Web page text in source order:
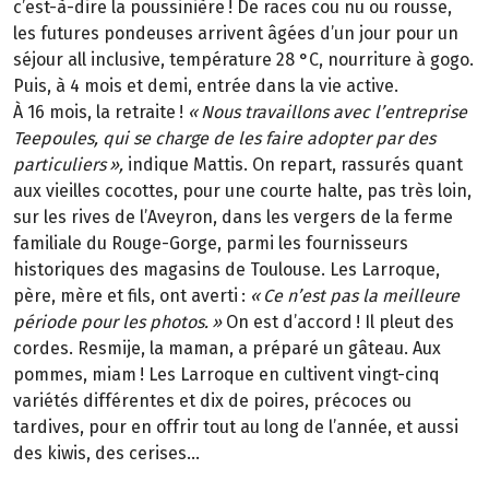
c’est-à-dire la poussinière ! De races cou nu ou rousse,
les futures pondeuses arrivent âgées d ’un jour pour un
séjour all inclusive, température 28 °C, nourriture à gogo.
Puis, à 4 mois et demi, entrée dans la vie active.
À 16 mois, la retraite ! « Nous travaillons avec l’entreprise
Teepoules, qui se charge de les faire adopter par des
particuliers », indique Mattis. On repart, rassurés quant
aux vieilles cocottes, pour une courte halte, pas très loin,
sur les rives de l’Aveyron, dans les vergers de la ferme
familiale du Rouge-Gorge, parmi les fournisseurs
historiques des magasins de Toulouse. Les Larroque,
père, mère et fils, ont averti : « Ce n’est pas la meilleure
période pour les photos. »On est d’accord ! Il pleut des
cordes. Resmije, la maman, a préparé un gâteau. Aux
pommes, miam ! Les Larroque en cultivent vingt-cinq
variétés différentes et dix de poires, précoces ou
tardives, pour en offrir tout au long de l’année, et aussi
des kiwis, des cerises...